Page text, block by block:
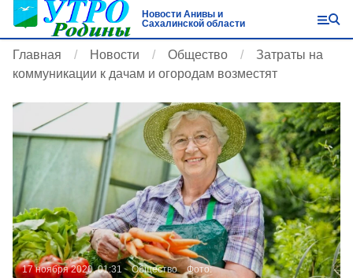
Новости Анивы и
Сахалинской области
Главная Новости Общество
Затраты на
коммуникации к дачам и огородам возместят
17 ноября 2020, 01:31 Общество Фото: